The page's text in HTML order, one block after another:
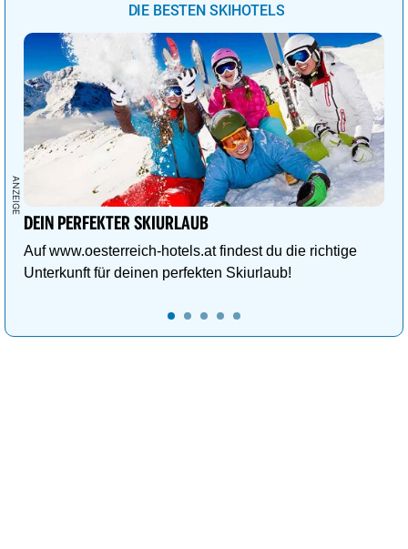
DIE BESTEN SKIHOTELS
DEIN PERFEKTER SKIURLAUB
Auf www.oesterreich-hotels.at findest du die richtige
Unterkunft für deinen perfekten Skiurlaub!